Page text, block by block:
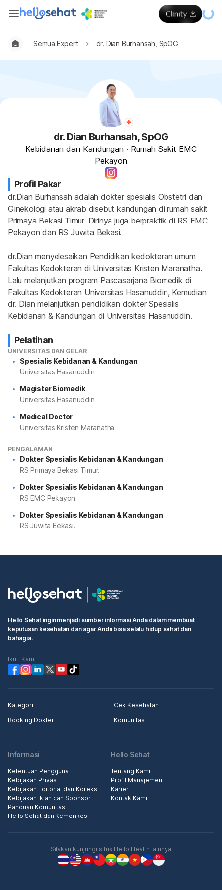
Semua Expert dr. Dian Burhansah, SpOG
dr. Dian Burhansah, SpOG
Kebidanan dan Kandungan · Rumah Sakit EMC
Pekayon
Profil Pakar
dr.Dian Burhansah adalah dokter spesialis Obstetri dan
Ginekologi atau akrab disebut kandungan di rumah sakit
Primaya Bekasi Timur. Dirinya juga berpraktik di RS EMC
Pekayon dan RS Juwita Bekasi.
dr.Dian menyelesaikan Pendidikan kedokteran umum
Fakultas Kedokteran di Universitas Kristen Maranatha.
Lalu melanjutkan program Pascasarjana Biomedik di
Fakultas Kedokteran Universitas Hasanuddin, Kemudian
dr. Dian melanjutkan pendidikan dokter Spesialis
Kebidanan & Kandungan di Universitas Hasanuddin.
Pelatihan
UNIVERSITAS DAN GELAR
Spesialis Kebidanan & Kandungan
Universitas Hasanuddin
Magister Biomedik
Universitas Hasanuddin
Medical Doctor
Universitas Kristen Maranatha
PENGALAMAN
Dokter Spesialis Kebidanan & Kandungan
RS Primaya Bekasi Timur.
Dokter Spesialis Kebidanan & Kandungan
RS EMC Pekayon
Dokter Spesialis Kebidanan & Kandungan
RS Juwita Bekasi.
Hello Sehat ingin menjadi sumber informasi Anda dalam membuat
keputusan kesehatan dan agar Anda bisa selalu hidup sehat dan
bahagia.
Ikuti Kami
Kategori
Cek Kesehatan
Booking Dokter
Komunitas
Informasi
Ketentuan Pengguna
Kebijakan Privasi
Kebijakan Editorial dan Koreksi
Kebijakan Iklan dan Sponsor
Panduan Komunitas
Hello Sehat dan Kemenkes
Hello Sehat
Tentang Kami
Profil Manajemen
Karier
Kontak Kami
Silakan kunjungi situs Hello Health lainnya